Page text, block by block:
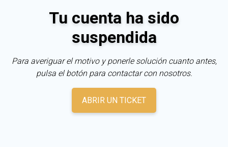
Tu cuenta ha sido
suspendida
Para averiguar el motivo y ponerle solución cuanto antes,
pulsa el botón para contactar con nosotros.
ABRIR UN TICKET